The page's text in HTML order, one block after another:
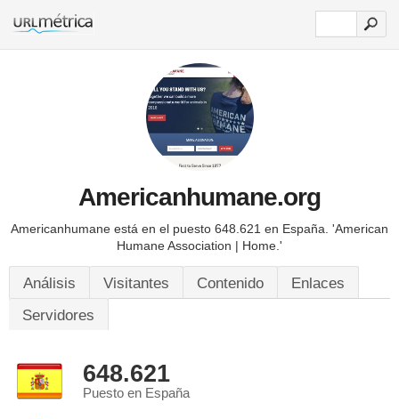
Americanhumane.org
Americanhumane está en el puesto 648.621 en España. 'American
Humane Association | Home.'
Análisis Visitantes Contenido
Enlaces
Servidores
648.621
Puesto en España